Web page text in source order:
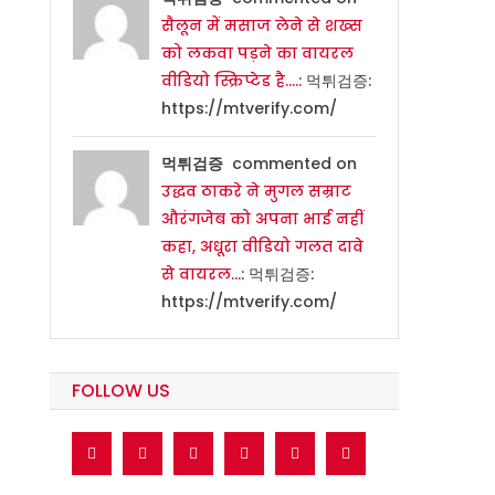
सैलून में मसाज लेने से शख्स
को लकवा पड़ने का वायरल
वीडियो स्क्रिप्टेड है….: 먹튀검증:
https://mtverify.com/
먹튀검증commented on
उद्धव ठाकरे ने मुगल सम्राट
औरंगजेब को अपना भाई नहीं
कहा, अधूरा वीडियो गलत दावे
से वायरल…: 먹튀검증:
https://mtverify.com/
FOLLOW US